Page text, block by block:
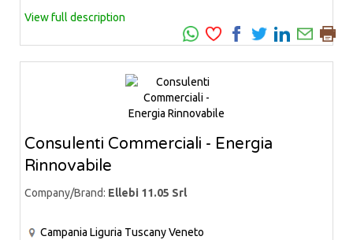
View full description
Consulenti Commerciali - Energia
Rinnovabile
Company/Brand: Ellebi 11.05 Srl
Campania Liguria TuscanyVeneto